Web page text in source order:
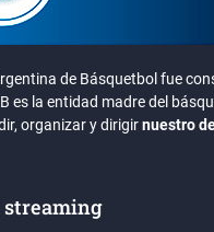
de Básquetbol fue
es la entidad madre del
organizar y dirigirnuestro
streaming